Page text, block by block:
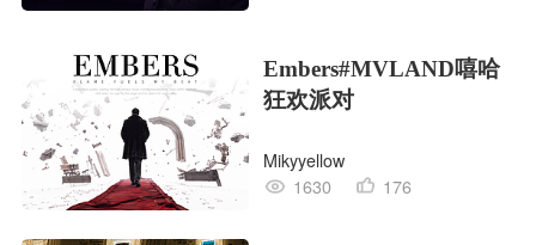
Embers#MVLAND嘻哈
狂欢派对
Mikyyellow
1630
176